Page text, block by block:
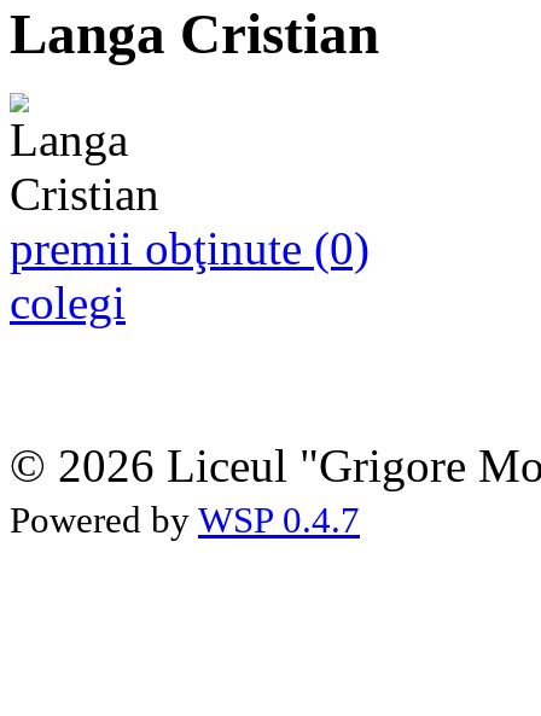
Langa Cristian
premii obţinute (0)
colegi
© 2026 Liceul "Grigore
Powered by WSP 0.4.7